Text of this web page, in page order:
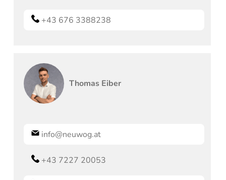
+43 676 3388238
Thomas Eiber
info@neuwog.at
+43 7227 20053